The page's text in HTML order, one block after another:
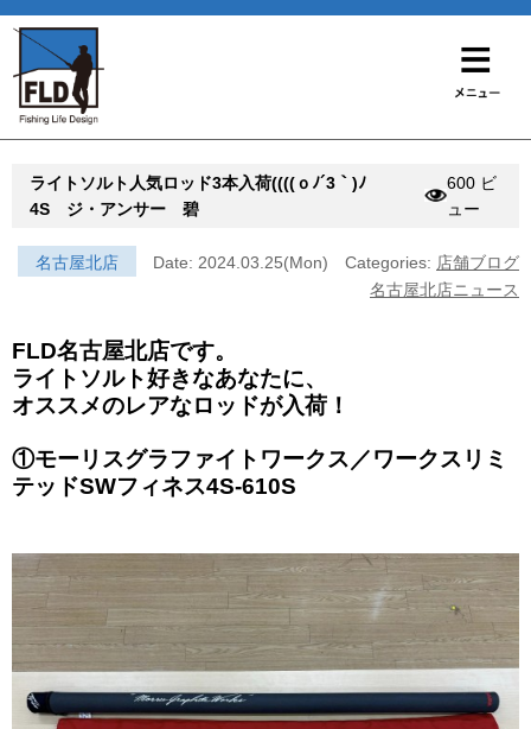
ライトソルト人気ロッド3本入荷((((ｏﾉ´3｀)ﾉ
4S ジ・アンサー 碧
600 ビ
ュー
名古屋北店 Date: 2024.03.25(Mon) Categories: 店舗ブログ
名古屋北店ニュース
FLD名古屋北店です。
ライトソルト好きなあなたに、
オススメのレアなロッドが入荷！
①モーリスグラファイトワークス／ワークスリミ
テッドSWフィネス4S-610S